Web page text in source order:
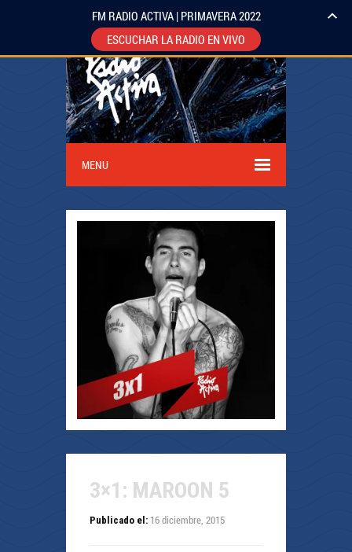
MENU
3×1: MAROON 5
Publicado el: 16 diciembre, 2015
FM RADIO ACTIVA | PRIMAVERA 2022
ESCUCHAR LA RADIO EN VIVO